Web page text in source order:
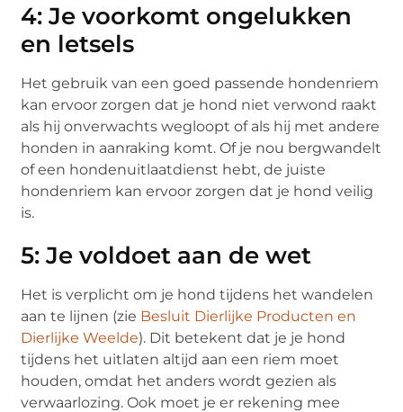
4: Je voorkomt ongelukken
en letsels
Het gebruik van een goed passende hondenriem
kan ervoor zorgen dat je hond niet verwond raakt
als hij onverwachts wegloopt of als hij met andere
honden in aanraking komt. Of je nou bergwandelt
of een hondenuitlaatdienst hebt, de juiste
hondenriem kan ervoor zorgen dat je hond veilig
is.
5: Je voldoet aan de wet
Het is verplicht om je hond tijdens het wandelen
aan te lijnen (zie Besluit Dierlijke Producten en
Dierlijke Weelde). Dit betekent dat je je hond
tijdens het uitlaten altijd aan een riem moet
houden, omdat het anders wordt gezien als
verwaarlozing. Ook moet je er rekening mee